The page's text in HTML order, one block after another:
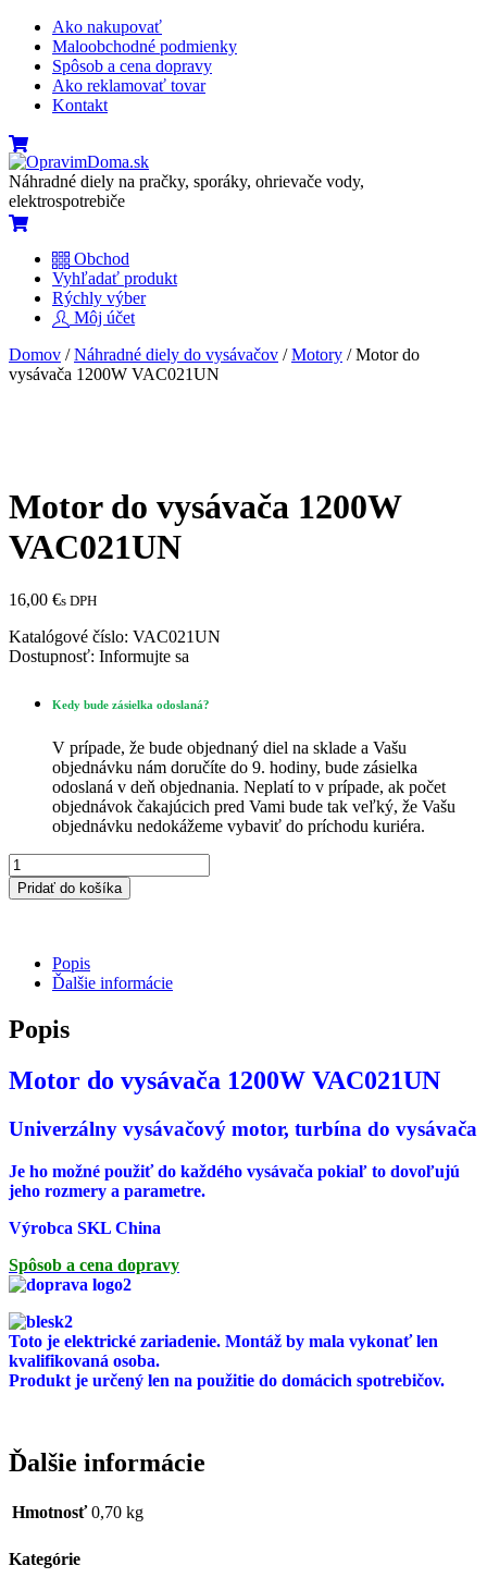
Skip
content
Ako nakupovať
Maloobchodné podmienky
Spôsob a cena dopravy
Ako reklamovať tovar
Kontakt
MenuCart
Náhradné diely na pračky, sporáky, ohrievače vody,
elektrospotrebiče
Cart
Obchod
Vyhľadať produkt
Rýchly výber
Môj účet
Close
Menu
Close
Cart
Domov /Náhradné diely do vysávačov /Motory / Motor do
vysávača 1200W VAC021UN
Motor do vysávača 1200W
VAC021UN
16,00 €s DPH
Katalógové číslo: VAC021UN
Dostupnosť: Informujte sa
Kedy bude zásielka odoslaná?
V prípade, že bude objednaný diel na sklade a Vašu
objednávku nám doručíte do 9. hodiny, bude zásielka
odoslaná v deň objednania. Neplatí to v prípade, ak počet
objednávok čakajúcich pred Vami bude tak veľký, že Vašu
objednávku nedokážeme vybaviť do príchodu kuriéra.
množstvo
Motor
do
VAC021UN
Pridať do košíka
Popis
Ďalšie informácie
Popis
Motor do vysávača 1200W VAC021UN
Univerzálny vysávačový motor, turbína do vysávača
Je ho možné použiť do každého vysávača pokiaľ to dovoľujú
jeho rozmery a parametre.
Výrobca SKL China
Spôsob a cena dopravy
Toto je elektrické zariadenie. Montáž by mala vykonať len
kvalifikovaná osoba.
Produkt je určený len na použitie do domácich spotrebičov.
Ďalšie informácie
Hmotnosť 0,70 kg
Kategórie